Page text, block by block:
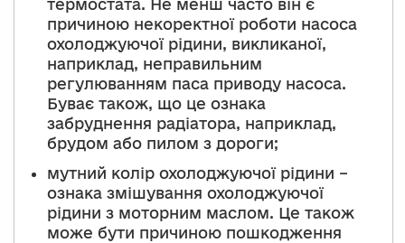
термостата. Не менш часто він є
причиною некоректної роботи насоса
охолоджуючої рідини, викликаної,
наприклад, неправильним
регулюванням паса приводу насоса.
Буває також, що це ознака
забруднення радіатора, наприклад,
брудом або пилом з дороги;
мутний колір охолоджуючої рідини –
ознака змішування охолоджуючої
рідини з моторним маслом. Це також
може бути причиною пошкодження